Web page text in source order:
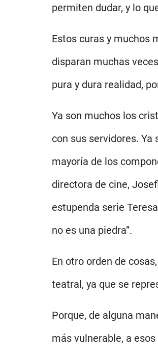
permiten dudar, y lo
Estos curas y muchos
disparan muchas
pura y dura realidad,
Ya son muchos los
con sus servidores.
mayoría de los
directora de cine,
estupenda serie
no es una piedra”.
En otro orden de
teatral, ya que se
Porque, de alguna
más vulnerable, a